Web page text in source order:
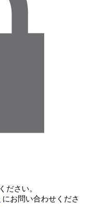
ださい。
にお問い合わせくださ